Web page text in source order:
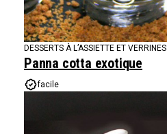
DESSERTS À L’ASSIETTE ET VERRINES
Panna cotta exotique
facile